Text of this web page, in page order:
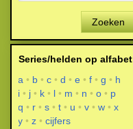
Zoeken
Series/helden op alfabet
a
b c d e f g
h
i
j k l m n o
p
q
r s t u v w
x
y
z cijfers